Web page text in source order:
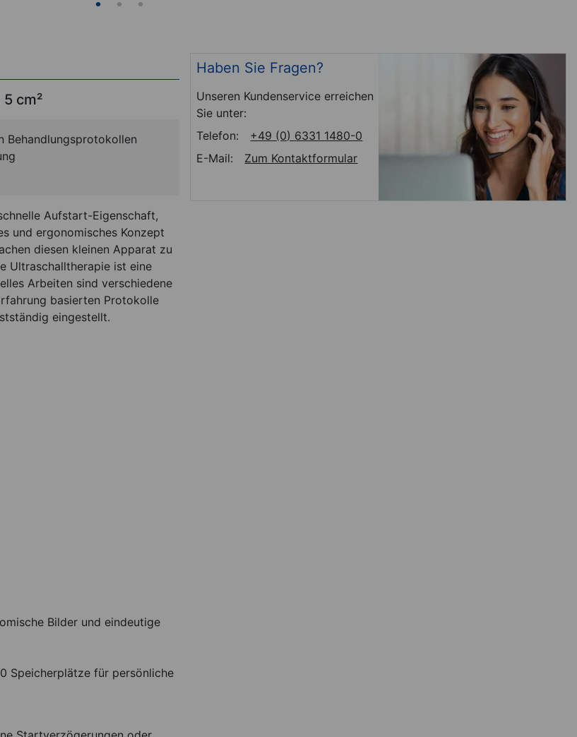
cm²
Behandlungsprotokollen
Aufstart-Eigenschaft,
und ergonomisches Konzept
diesen kleinen Apparat zu
Ultraschalltherapie ist eine
Arbeiten sind verschiedene
basierten Protokolle
eingestellt.
Bilder und eindeutige
Speicherplätze für persönliche
Haben Sie Fragen?
Unseren Kundenservice erreichen
Sie unter:
Telefon:
+49 (0) 6331 1480-0
E-Mail:
Zum Kontaktformular